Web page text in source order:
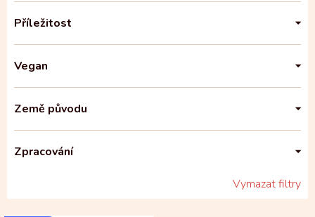
Příležitost
Vegan
Země původu
Zpracování
Vymazat filtry